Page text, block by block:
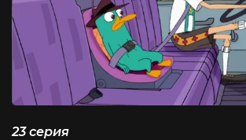
23 серия